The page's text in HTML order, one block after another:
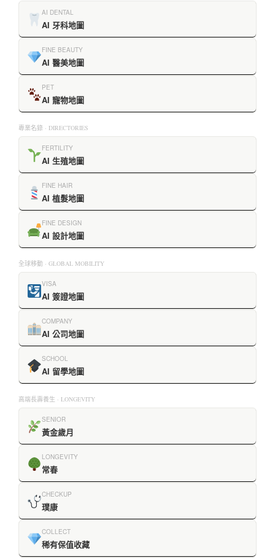
AI DENTAL
AI 牙科地圖
FINE BEAUTY
AI 醫美地圖
PET
AI 寵物地圖
專業名錄 · DIRECTORIES
FERTILITY
AI 生殖地圖
FINE HAIR
AI 植髮地圖
FINE DESIGN
AI 設計地圖
全球移動 · GLOBAL MOBILITY
VISA
AI 簽證地圖
COMPANY
AI 公司地圖
SCHOOL
AI 留學地圖
高端長壽養生 · LONGEVITY
SENIOR
黃金歲月
LONGEVITY
常春
CHECKUP
璞康
COLLECT
稀有保值收藏